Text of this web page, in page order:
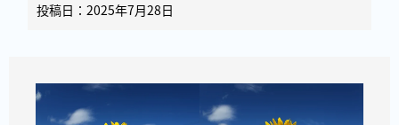
投稿日：2025年7月28日